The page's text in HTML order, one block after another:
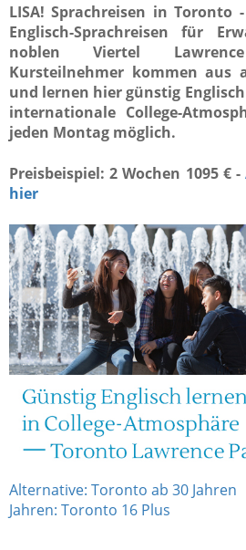
LISA! Sprachreisen in Toronto
Englisch-Sprachreisen für
noblen Viertel
Kursteilnehmer kommen aus
und lernen hier günstig
internationale College-
jeden Montag möglich.
Preisbeispiel: 2 Wochen 1095 € -
hier
Alternative: Toronto ab 30 Jahren
Jahren: Toronto 16 Plus